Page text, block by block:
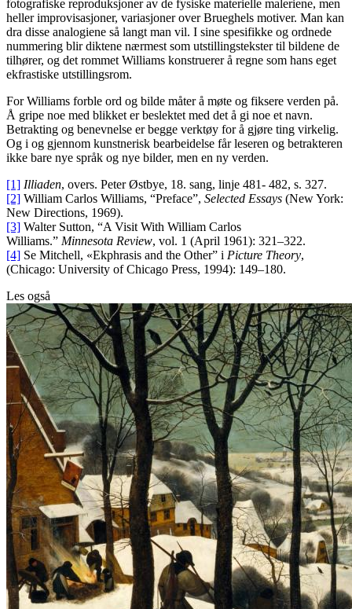
fotografiske reproduksjoner av de fysiske materielle maleriene, men
heller improvisasjoner, variasjoner over Brueghels motiver. Man kan
dra disse analogiene så langt man vil. I sine spesifikke og ordnede
nummering blir diktene nærmest som utstillingstekster til bildene de
tilhører, og det rommet Williams konstruerer å regne som hans eget
ekfrastiske utstillingsrom.
For Williams forble ord og bilde måter å møte og fiksere verden på.
Å gripe noe med blikket er beslektet med det å gi noe et navn.
Betrakting og benevnelse er begge verktøy for å gjøre ting virkelig.
Og i og gjennom kunstnerisk bearbeidelse får leseren og betrakteren
ikke bare nye språk og nye bilder, men en ny verden.
[1] Illiaden, overs. Peter Østbye, 18. sang, linje 481- 482, s. 327.
[2] William Carlos Williams, “Preface”, Selected Essays (New York:
New Directions, 1969).
[3] Walter Sutton, “A Visit With William Carlos
Williams.” Minnesota Review, vol. 1 (April 1961): 321–322.
[4] Se Mitchell, «Ekphrasis and the Other” i Picture Theory,
(Chicago: University of Chicago Press, 1994): 149–180.
Les også